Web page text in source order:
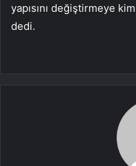
yapısını değiştirmeye
dedi.